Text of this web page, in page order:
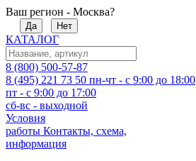
Ваш регион - Москва?
Да Нет
КАТАЛОГ
8 (800) 500-57-87
8 (495) 221 73 50 пн-чт - с 9:00 до 18:00
пт - с 9:00 до 17:00
сб-вс - выходной
Условия
работы Контакты, схема,
информация